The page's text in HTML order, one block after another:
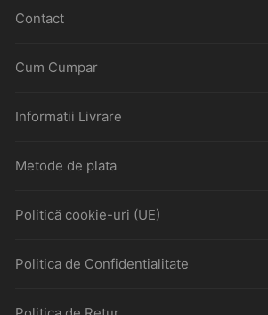
Contact
Cum Cumpar
Informatii Livrare
Metode de plata
Politică cookie-uri (UE)
Politica de Confidentialitate